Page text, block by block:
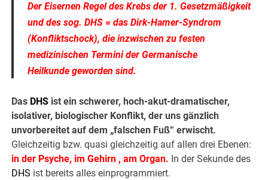
Der Eisernen Regel des Krebsder 1. Gesetzmäßigkeit
und des sog. DHS= das Dirk-Hamer-Syndrom
(Konfliktschock), die inzwischen zu festen
medizinischen Termini der Germanische
Heilkundegeworden sind.
Das DHS ist ein schwerer, hoch-akut-dramatischer,
isolativer, biologischer Konflikt, der uns gänzlich
unvorbereitet auf dem „falschen Fuß“ erwischt.
Gleichzeitig bzw. quasi gleichzeitig auf allen drei Ebenen:
in der Psyche, im Gehirn , am Organ. In der Sekunde des
DHS ist bereits alles einprogrammiert.